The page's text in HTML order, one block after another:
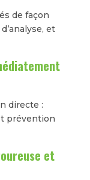
de façon
et
directe :
prévention
et